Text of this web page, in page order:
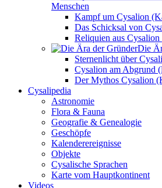
Menschen
Kampf um Cysalion
Das Schicksal von
Reliquien aus
Die
Sternenlicht über
Cysalion am Abgrund
Der Mythos Cysalion
Cysalipedia
Astronomie
Flora & Fauna
Geografie & Genealogie
Geschöpfe
Kalenderereignisse
Objekte
Cysalische Sprachen
Karte vom Hauptkontinent
Videos